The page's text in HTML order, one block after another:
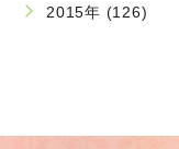
2015年 (126)